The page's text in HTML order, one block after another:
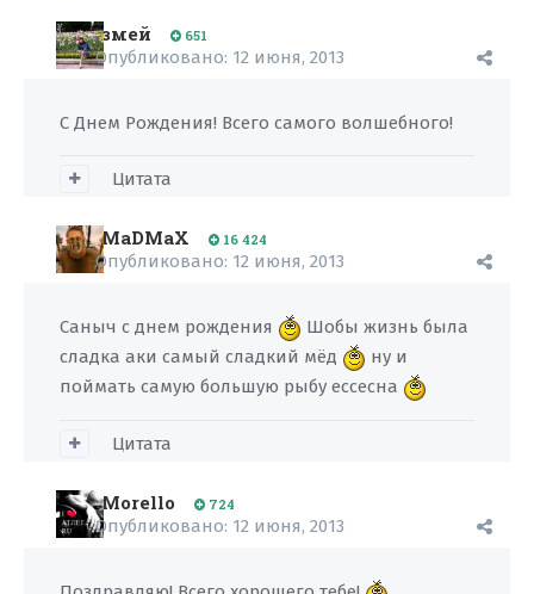
змей 651
Опубликовано: 12 июня, 2013
С Днем Рождения! Всего самого волшебного!
Цитата
MaDMaX 16 424
Опубликовано: 12 июня, 2013
Саныч с днем рождения
Шобы жизнь была
сладка аки самый сладкий мёд
ну и
поймать самую большую рыбу ессесна
Цитата
Morello 724
Опубликовано: 12 июня, 2013